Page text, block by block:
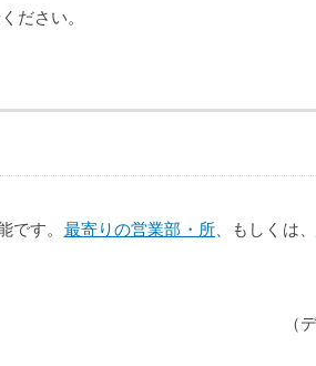
ださい。
です。 最寄りの営業部・所、もしくは、
（